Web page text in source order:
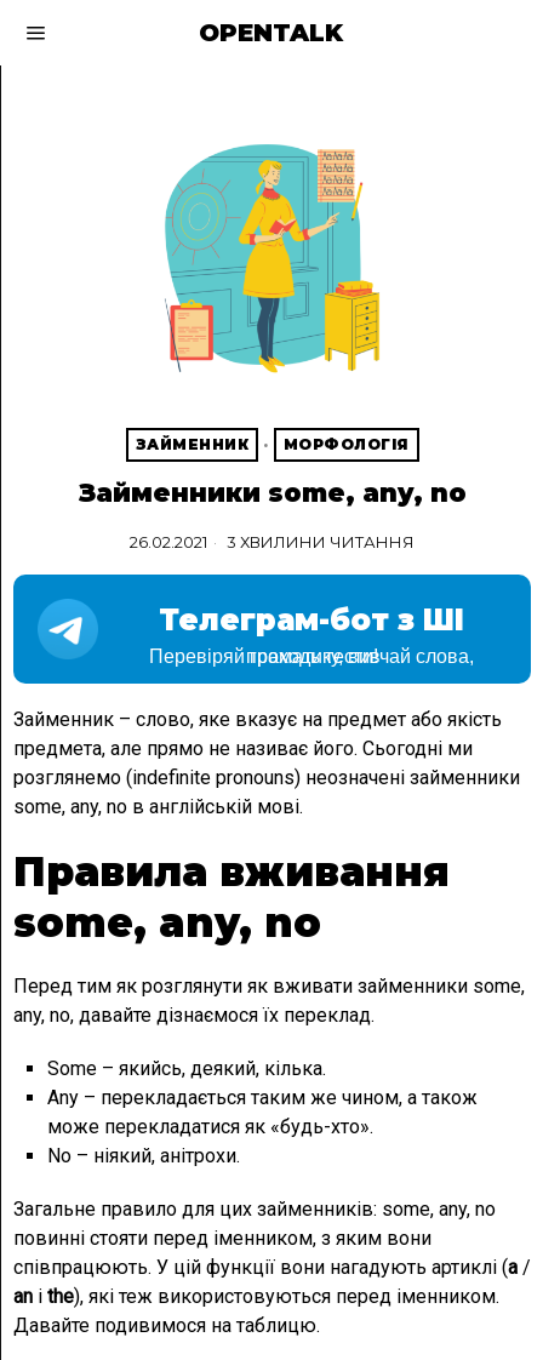
OPENTALK
ЗАЙМЕННИК · МОРФОЛОГІЯ
Займенники some, any, no
26.02.2021 3 ХВИЛИНИ ЧИТАННЯ
Телеграм-бот з ШІ
Перевіряй граматику, вивчай слова, проходь тести!
Займенник – слово, яке вказує на предмет або якість
предмета, але прямо не називає його. Сьогодні ми
розглянемо (indefinite pronouns) неозначені займенники
some, any, no в англійській мові.
Правила вживання
some, any, no
Перед тим як розглянути як вживати займенники some,
any, no, давайте дізнаємося їх переклад.
Some – якийсь, деякий, кілька.
Any – перекладається таким же чином, а також
може перекладатися як «будь-хто».
No – ніякий, анітрохи.
Загальне правило для цих займенників: some, any, no
повинні стояти перед іменником, з яким вони
співпрацюють. У цій функції вони нагадують артиклі (a /
an і the), які теж використовуються перед іменником.
Давайте подивимося на таблицю.